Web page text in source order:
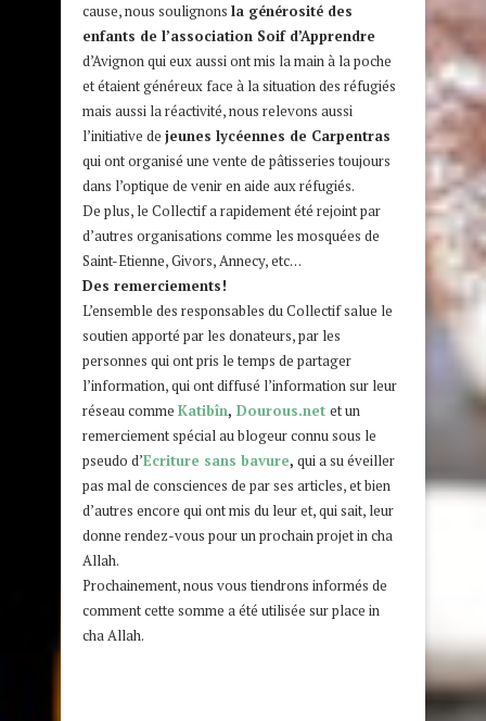
cause, nous soulignons la générosité des
enfants de l’association Soif d’Apprendre
d’Avignon qui eux aussi ont mis la main à la poche
et étaient généreux face à la situation des réfugiés
mais aussi la réactivité, nous relevons aussi
l’initiative de jeunes lycéennes de Carpentras
qui ont organisé une vente de pâtisseries toujours
dans l’optique de venir en aide aux réfugiés.
De plus, le Collectif a rapidement été rejoint par
d’autres organisations comme les mosquées de
Saint-Etienne, Givors, Annecy, etc…
Des remerciements!
L’ensemble des responsables du Collectif salue le
soutien apporté par les donateurs, par les
personnes qui ont pris le temps de partager
l’information, qui ont diffusé l’information sur leur
réseau comme Katibîn, Dourous.net et un
remerciement spécial au blogeur connu sous le
pseudo d’Ecriture sans bavure, qui a su éveiller
pas mal de consciences de par ses articles, et bien
d’autres encore qui ont mis du leur et, qui sait, leur
donne rendez-vous pour un prochain projet in cha
Allah.
Prochainement, nous vous tiendrons informés de
comment cette somme a été utilisée sur place in
cha Allah.